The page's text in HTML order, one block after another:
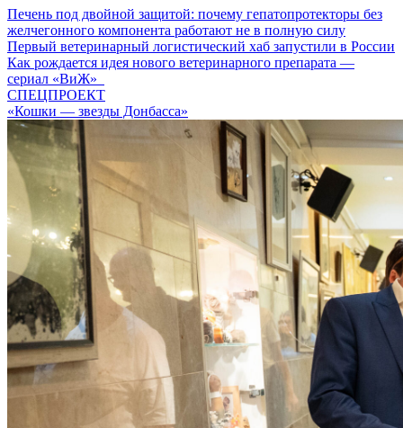
Печень под двойной защитой: почему гепатопротекторы без
желчегонного компонента работают не в полную силу
Первый ветеринарный логистический хаб запустили в России
Как рождается идея нового ветеринарного препарата —
сериал «ВиЖ»
СПЕЦПРОЕКТ
«Кошки — звезды Донбасса»